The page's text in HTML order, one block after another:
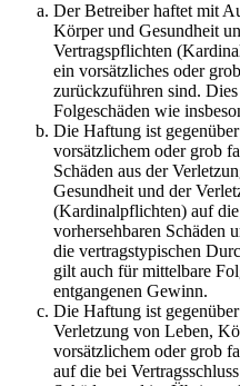
Der Betreiber haftet mit
Körper und Gesundheit
Vertragspflichten
ein vorsätzliches oder
zurückzuführen sind.
Folgeschäden wie
Die Haftung ist
vorsätzlichem oder grob
Schäden aus der
Gesundheit und der
(Kardinalpflichten) auf
vorhersehbaren Schäden
die vertragstypischen
gilt auch für mittelbare
entgangenen Gewinn.
Die Haftung ist
Verletzung von Leben,
vorsätzlichem oder grob
auf die bei